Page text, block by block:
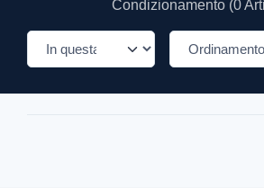
Condizionamento (0